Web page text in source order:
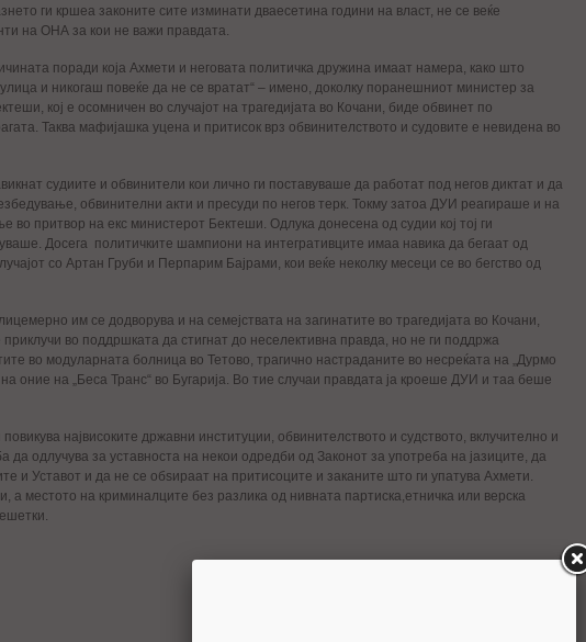
ги кршеа законите сите изминати дваесетина години на власт, не се веќе
на ОНА за кои не важи правдата.
поради која Ахмети и неговата политичка дружина имаат намера, како што
улица и никогаш повеќе да не се вратат“ – имено, доколку поранешниот министер за
кој е осомничен во случајот на трагедијата во Кочани, биде обвинет по
Таква мафијашка уцена и притисок врз обвинителството и судовите е невидена во
судиите и обвинители кои лично ги поставуваше да работат под негов диктат и да
обвинителни акти и пресуди по негов терк. Токму затоа ДУИ реагираше и на
во притвор на екс министерот Бектеши. Одлука донесена од судии кој тој ги
Досега политичките шампиони на интегративците имаа навика да бегаат од
со Артан Груби и Перпарим Бајрами, кои веќе неколку месеци се во бегство од
им се додворува и на семејствата на загинатите во трагедијата во Кочани,
приклучи во поддршката да стигнат до неселективна правда, но не ги поддржа
во модуларната болница во Тетово, трагично настраданите во несреќата на „Дурмо
на оние на „Беса Транс“ во Бугарија. Во тие случаи правдата ја кроеше ДУИ и таа беше
повикува највисоките државни институции, обвинителството и судството, вклучително и
да одлучува за уставноста на некои одредби од Законот за употреба на јазиците, да
и Уставот и да не се обѕираат на притисоците и заканите што ги упатува Ахмети.
а местото на криминалците без разлика од нивната партиска,етничка или верска